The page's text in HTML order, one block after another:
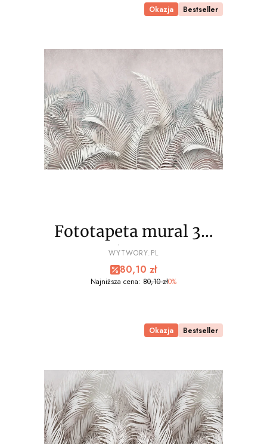
Okazja Bestseller
Fototapeta mural 3D
palmy liście wz7 - NA
WYMIAR
PRODUCENT
WYTWORY.PL
Cena promocyjna
80,10 zł
Najniższa cena: 80,10 zł0%
Okazja Bestseller